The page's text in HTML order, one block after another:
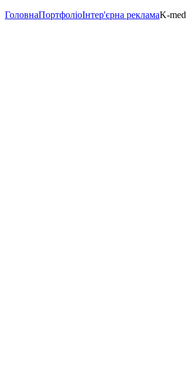
ГоловнаПортфоліоІнтер'єрна рекламаK-med